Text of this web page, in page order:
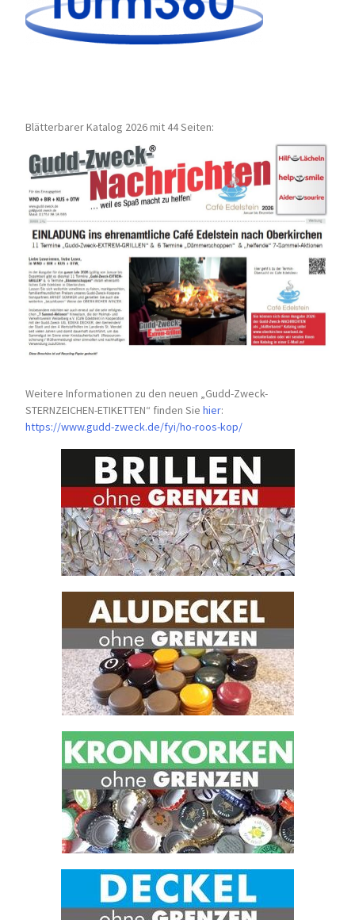
Blätterbarer Katalog 2026 mit 44 Seiten:
Weitere Informationen zu den neuen „Gudd-Zweck-
STERNZEICHEN-ETIKETTEN“ finden Siehier:
https://www.gudd-zweck.de/fyi/ho-roos-kop/